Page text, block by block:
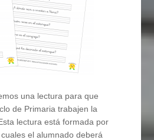
una lectura para que
de Primaria trabajen la
lectura está formada por
el alumnado deberá